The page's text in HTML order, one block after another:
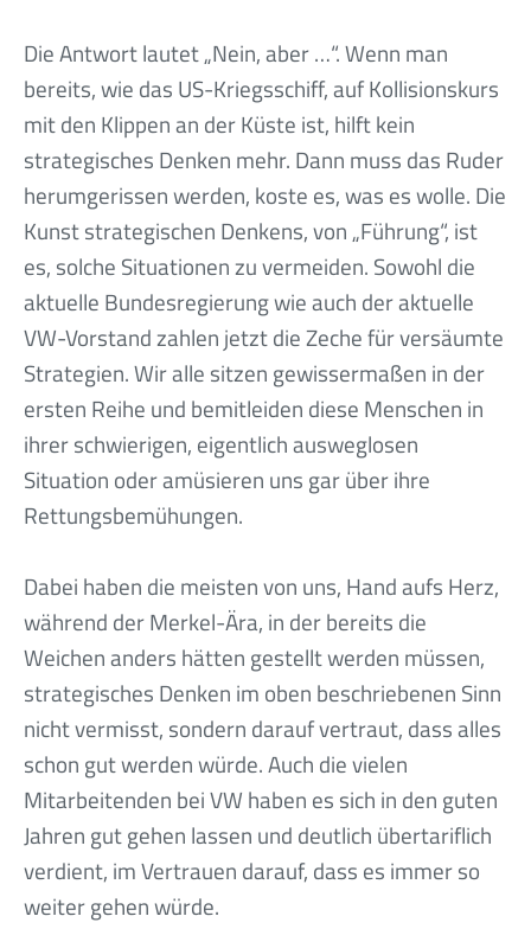
Die Antwort lautet „Nein, aber …“. Wenn man
bereits, wie das US-Kriegsschiff, auf Kollisionskurs
mit den Klippen an der Küste ist, hilft kein
strategisches Denken mehr. Dann muss das Ruder
herumgerissen werden, koste es, was es wolle. Die
Kunst strategischen Denkens, von „Führung“, ist
es, solche Situationen zu vermeiden. Sowohl die
aktuelle Bundesregierung wie auch der aktuelle
VW-Vorstand zahlen jetzt die Zeche für versäumte
Strategien. Wir alle sitzen gewissermaßen in der
ersten Reihe und bemitleiden diese Menschen in
ihrer schwierigen, eigentlich ausweglosen
Situation oder amüsieren uns gar über ihre
Rettungsbemühungen.
Dabei haben die meisten von uns, Hand aufs Herz,
während der Merkel-Ära, in der bereits die
Weichen anders hätten gestellt werden müssen,
strategisches Denken im oben beschriebenen Sinn
nicht vermisst, sondern darauf vertraut, dass alles
schon gut werden würde. Auch die vielen
Mitarbeitenden bei VW haben es sich in den guten
Jahren gut gehen lassen und deutlich übertariflich
verdient, im Vertrauen darauf, dass es immer so
weiter gehen würde.